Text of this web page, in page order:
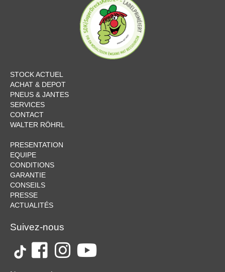
STOCK ACTUEL
ACHAT & DEPOT
PNEUS & JANTES
SERVICES
CONTACT
WALTER RÖHRL
PRESENTATION
EQUIPE
CONDITIONS
GARANTIE
CONSEILS
PRESSE
ACTUALITÉS
Suivez-nous